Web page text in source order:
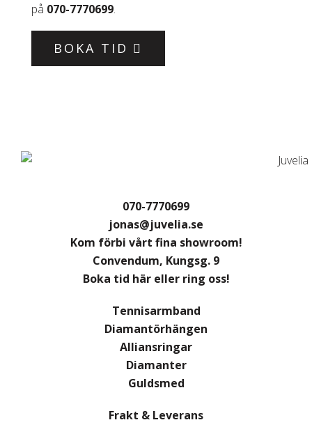
på 070-7770699.
BOKA TID
070-7770699
jonas@juvelia.se
Kom förbi vårt fina showroom!
Convendum, Kungsg. 9
Boka tid här eller ring oss!
Tennisarmband
Diamantörhängen
Alliansringar
Diamanter
Guldsmed
Frakt & Leverans